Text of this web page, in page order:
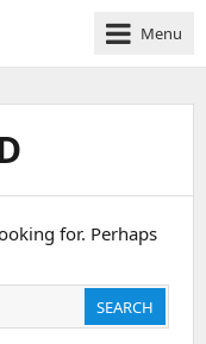
Menu
for. Perhaps
SEARCH